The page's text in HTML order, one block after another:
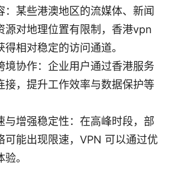
：某些港澳地区的流媒体、新闻
源对地理位置有限制，香港vpn
得相对稳定的访问通道。
境协作：企业用户通过香港服务
接，提升工作效率与数据保护等
与增强稳定性：在高峰时段，部
可能出现限速，VPN 可以通过优
。